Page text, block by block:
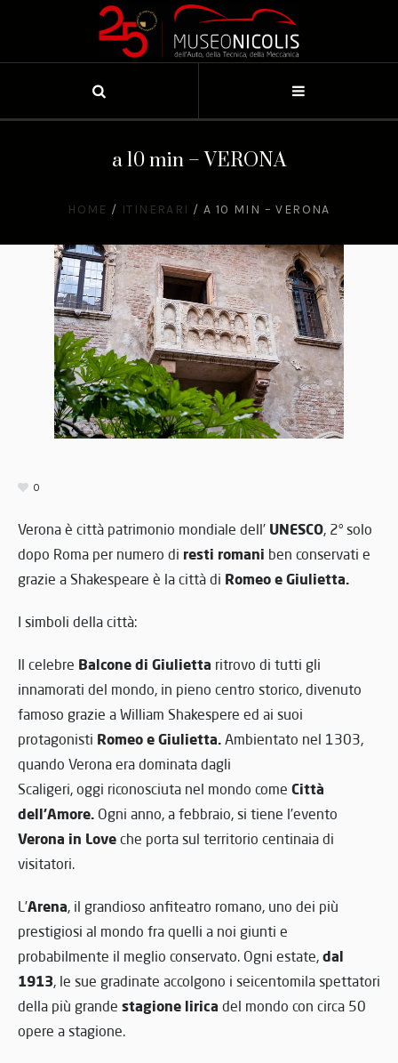
a 10 min – VERONA
HOME / ITINERARI / A 10 MIN – VERONA
0
Verona è città patrimonio mondiale dell’ UNESCO, 2° solo
dopo Roma per numero di resti romani ben conservati e
grazie a Shakespeare è la città di Romeo e Giulietta.
I simboli della città:
Il celebre Balcone di Giulietta ritrovo di tutti gli
innamorati del mondo, in pieno centro storico, divenuto
famoso grazie a William Shakespere ed ai suoi
protagonisti Romeo e Giulietta. Ambientato nel 1303,
quando Verona era dominata dagli
Scaligeri, oggi riconosciuta nel mondo come Città
dell’Amore. Ogni anno, a febbraio, si tiene l’evento
Verona in Love che porta sul territorio centinaia di
visitatori.
L’Arena, il grandioso anfiteatro romano, uno dei più
prestigiosi al mondo fra quelli a noi giunti e
probabilmente il meglio conservato. Ogni estate, dal
1913, le sue gradinate accolgono i seicentomila spettatori
della più grande stagione lirica del mondo con circa 50
opere a stagione.